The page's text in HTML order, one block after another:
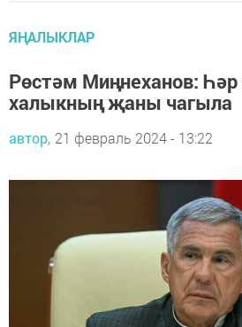
ЯҢАЛЫКЛАР
Рөстәм Миңнеханов: Һәр
халыкның җаны чагыла
автор, 21 февраль 2024 - 13:22